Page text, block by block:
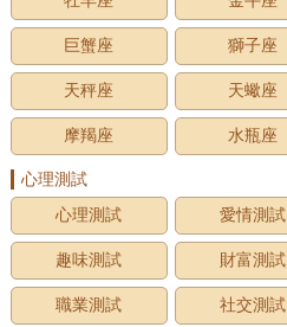
巨蟹座 獅子座
天秤座 天蠍座
摩羯座 水瓶座
心理測試
心理測試
愛情測試
趣味測試 財富測試
職業測試 社交測試